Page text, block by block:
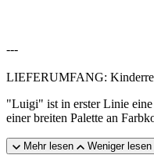
---
LIEFERUMFANG:
"Luigi" ist in erster Linie
einer breiten Palette an
Mehr lesen Weniger lesen